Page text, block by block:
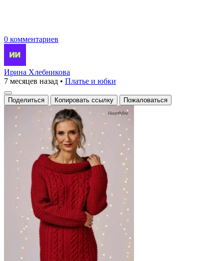
0 комментариев
Ирина Хлебникова
7 месяцев назад • Платье и юбки
Поделиться Копировать ссылку Пожаловаться